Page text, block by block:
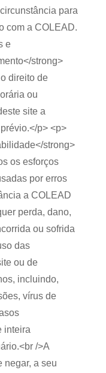
para
com a COLEAD.
e
strong>
direito de
ou
site a
p> <p>
strong>
os esforços
por erros
a COLEAD
perda, dano,
ou sofrida
das
ou de
incluindo,
vírus de
inteira
/>A
negar, a seu